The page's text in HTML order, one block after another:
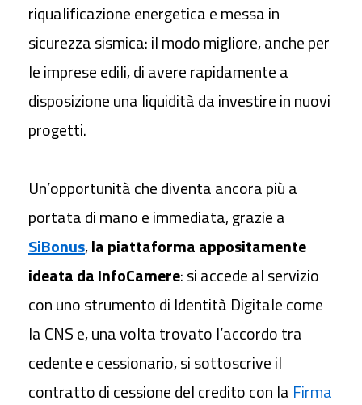
riqualificazione energetica e messa in
sicurezza sismica: il modo migliore, anche per
le imprese edili, di avere rapidamente a
disposizione una liquidità da investire in nuovi
progetti.
Un’opportunità che diventa ancora più a
portata di mano e immediata, grazie a
SiBonus,la piattaforma appositamente
ideata da InfoCamere: si accede al servizio
con uno strumento di Identità Digitale come
la CNS e, una volta trovato l’accordo tra
cedente e cessionario, si sottoscrive il
contratto di cessione del credito con la Firma